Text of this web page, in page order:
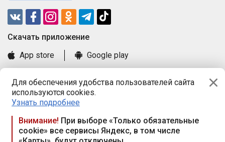
Для обеспечения удобства пользователей сайта
используются cookies.
Узнать подробнее
Внимание! При выборе «Только обязательные
cookie» все сервисы Яндекс, в том числе
Cкачать приложение
App store
Google play
Книга замечаний и предложений
Правила и документы
Praca.by © 2000—2026, ООО «ПРАЦА БАЙ»
Республика Беларусь, 220114, г. Минск, пр-т Независимости
117а, пом. № 9.